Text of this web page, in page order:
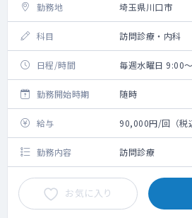
勤務地 埼玉県川口市
科目 訪問診療・内科
日程/時間 毎週水曜日 9:00
勤務開始時期 随時
給与 90,000円/回（税
勤務内容 訪問診療
お気に入り